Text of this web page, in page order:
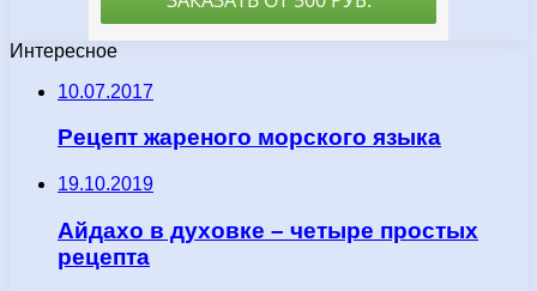
Интересное
10.07.2017
Рецепт жареного морского языка
19.10.2019
Айдахо в духовке – четыре простых
рецепта